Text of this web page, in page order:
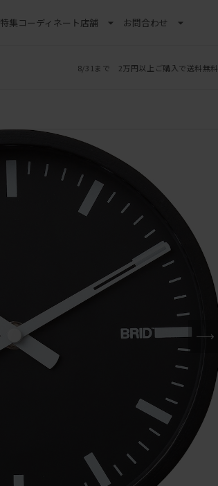
特集コーディネート店舗 お問合わせ
8/31まで 2万円以上ご購入で送料無料